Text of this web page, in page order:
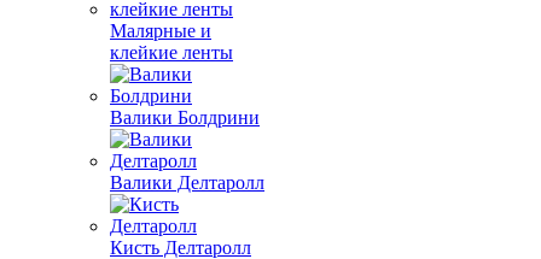
Малярные и
клейкие ленты
Валики Болдрини
Валики Делтаролл
Кисть Делтаролл